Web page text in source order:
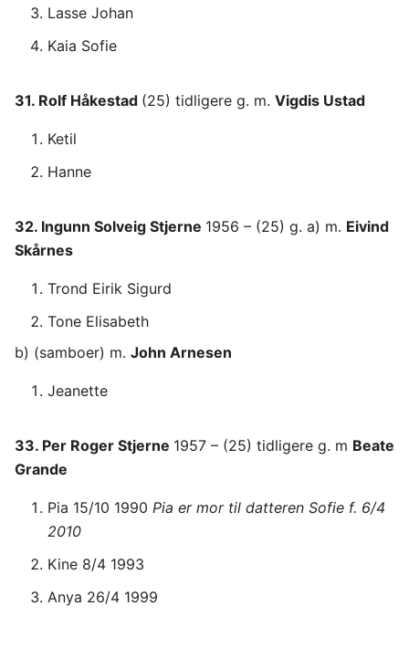
Lasse Johan
Kaia Sofie
31. Rolf Håkestad (25) tidligere g. m. Vigdis Ustad
Ketil
Hanne
32. Ingunn Solveig Stjerne 1956 – (25) g. a) m. Eivind
Skårnes
Trond Eirik Sigurd
Tone Elisabeth
b) (samboer) m. John Arnesen
Jeanette
33. Per Roger Stjerne 1957 – (25) tidligere g. m Beate
Grande
Pia 15/10 1990 Pia er mor til datteren Sofie f. 6/4
2010
Kine 8/4 1993
Anya 26/4 1999